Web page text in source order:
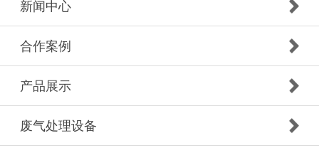
新闻中心
合作案例
产品展示
废气处理设备